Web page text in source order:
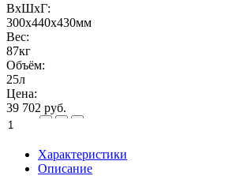
ВхШхГ:
300x440x430мм
Вес:
87кг
Объём:
25л
Цена:
39 702 руб.
Характеристики
Описание